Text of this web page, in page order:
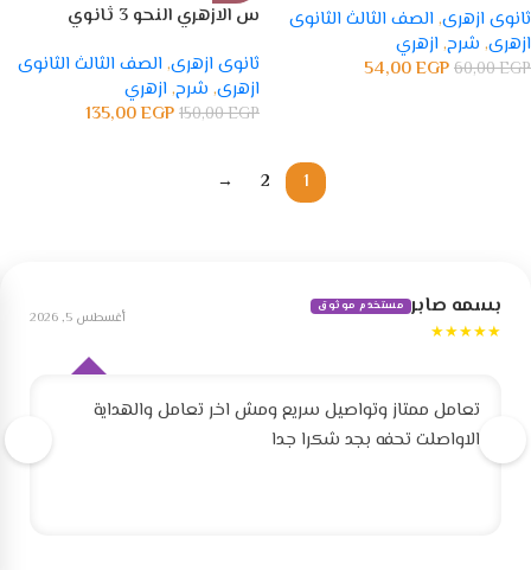
ثانوى ازهرى, الصف الثالث الثانوى
ازهرى, شرح, ازهري
60,00EGP
54,00EGP
س الازهري النحو 3 ثانوي
ثانوى ازهرى, الصف الثالث الثانوى
ازهرى, شرح, ازهري
150,00EGP
135,00EGP
1
2
→
بسمه صابر مستخدم موثوق
★★★★★
أغسطس 5, 2026
تعامل ممتاز وتواصيل سريع ومش اخر تعامل والهداية
الاواصلت تحفه بجد شكرا جدا